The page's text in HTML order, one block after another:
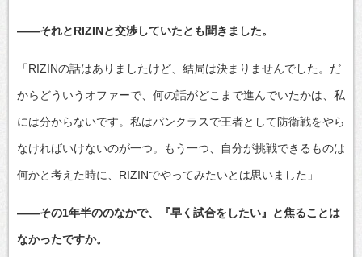
――それとRIZINと交渉していたとも聞きました。
「RIZINの話はありましたけど、結局は決まりませんでした。だ
からどういうオファーで、何の話がどこまで進んでいたかは、私
には分からないです。私はパンクラスで王者として防衛戦をやら
なければいけないのが一つ。もう一つ、自分が挑戦できるものは
何かと考えた時に、RIZINでやってみたいとは思いました」
――その1年半ののなかで、『早く試合をしたい』と焦ることは
なかったですか。